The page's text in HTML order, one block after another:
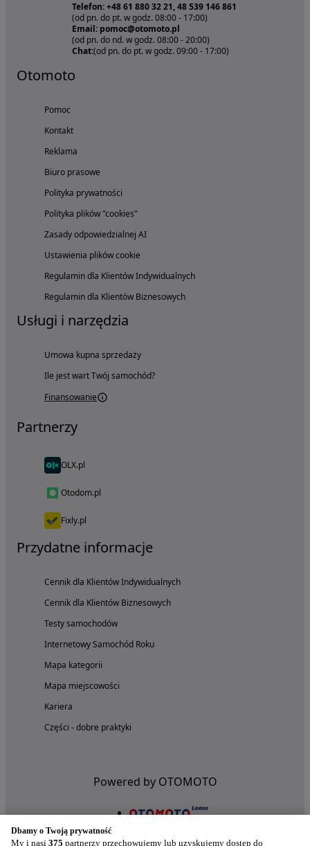
Telefon: +48 61 880 32 21, 48 539 146 861
(od pn. do pt. w godz. 08:00 - 17:00)
Email: pomoc@otomoto.pl
(od pn. do nd. w godz. 08:00 - 20:00)
Chat:(od pn. do pt. w godz. 09:00 - 17:00)
Otomoto
Pomoc
Kontakt
Reklama
Biuro prasowe
Polityka prywatności
Polityka plików "cookies"
Zasady odpowiedzialnej AI
Ustawienia plików cookie
Regulamin dla Klientów Indywidualnych
Regulamin dla Klientów Biznesowych
Usługi i narzędzia
Umowa kupna sprzedaży
Ile jest wart Twój samochód?
Finansowanie
Partnerzy
OLX.pl
Otodom.pl
Fixly.pl
Przydatne informacje
Cennik dla Klientów Indywidualnych
Cennik dla Klientów Biznesowych
Testy samochodów
Internetowy Samochód Roku
Mapa kategorii
Mapa miejscowości
Kariera
Części - dobre praktyki
Powered by OTOMOTO
Dbamy o Twoją prywatność
My i nasi 375 partnerzy przechowujemy lub uzyskujemy dostęp do